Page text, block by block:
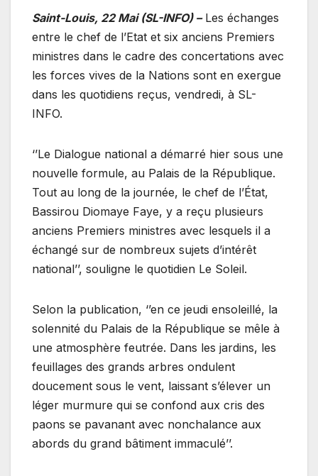
Saint-Louis, 22 Mai (SL-INFO) –Les échanges
entre le chef de l’Etat et six anciens Premiers
ministres dans le cadre des concertations avec
les forces vives de la Nations sont en exergue
dans les quotidiens reçus, vendredi, à SL-
INFO.
‘’Le Dialogue national a démarré hier sous une
nouvelle formule, au Palais de la République.
Tout au long de la journée, le chef de l’État,
Bassirou Diomaye Faye, y a reçu plusieurs
anciens Premiers ministres avec lesquels il a
échangé sur de nombreux sujets d’intérêt
national’’, souligne le quotidien Le Soleil.
Selon la publication, ‘’en ce jeudi ensoleillé, la
solennité du Palais de la République se mêle à
une atmosphère feutrée. Dans les jardins, les
feuillages des grands arbres ondulent
doucement sous le vent, laissant s’élever un
léger murmure qui se confond aux cris des
paons se pavanant avec nonchalance aux
abords du grand bâtiment immaculé’’.